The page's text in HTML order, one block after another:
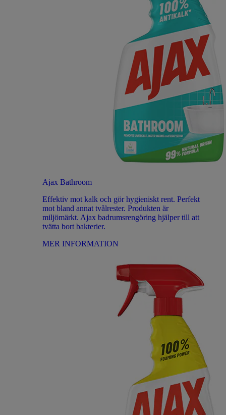
Ajax Bathroom
Effektiv mot kalk och gör hygieniskt rent. Perfekt
mot bland annat tvålrester. Produkten är
miljömärkt. Ajax badrumsrengöring hjälper till att
tvätta bort bakterier.
MER INFORMATION